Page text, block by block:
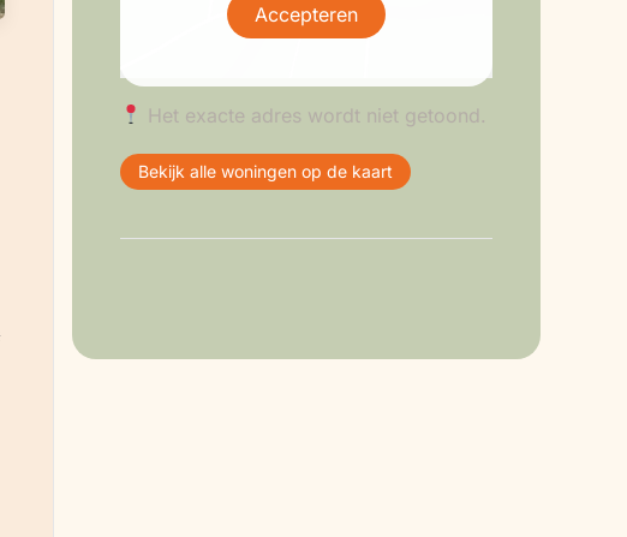
Accepteren
Het exacte adres wordt niet getoond.
Bekijk alle woningen op de kaart